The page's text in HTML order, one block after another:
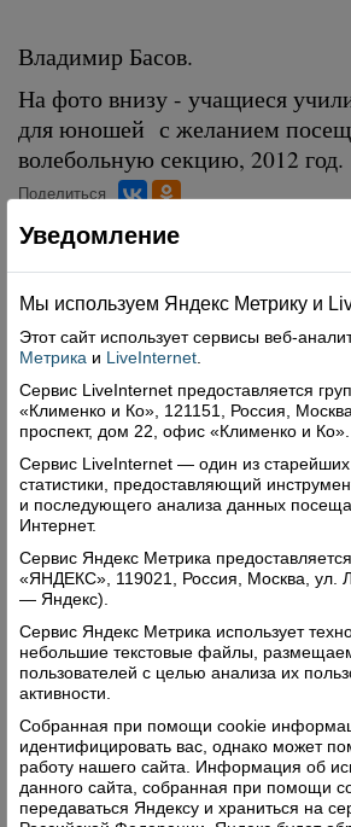
Владимир Басов.
На фото внизу - учащиеся
для юношей с желанием
волебольную секцию, 2012 год.
Поделиться
Комментарии (0)
Оставить комментарий
Свежий номер
Уведомление
Мы используем Яндекс Метрику и
Этот сайт использует сервисы веб-
Метрика и LiveInternet
Сервис LiveInternet предоставляется
«Клименко и Ко», 121151, Россия,
проспект, дом 22, офис «Клименко и Ко».
Сервис LiveInternet — один из старейших
статистики, предоставляющий
и последующего анализа данных
Интернет.
Сервис Яндекс Метрика
«ЯНДЕКС», 119021, Россия, Москва, ул.
— Яндекс).
Сервис Яндекс Метрика использует
небольшие текстовые файлы,
пользователей с целью анализа их
активности.
Собранная при помощи cookie
идентифицировать вас, однако может
работу нашего сайта. Информация об
данного сайта, собранная при помощи
передаваться Яндексу и храниться на